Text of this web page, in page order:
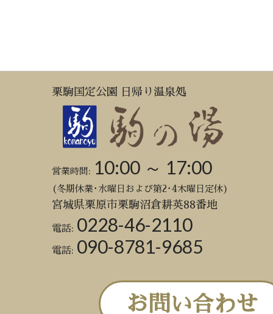
栗駒国定公園 日帰り温泉処
営業時間: 10:00 ～ 17:00
(冬期休業･水曜日および第2･4木曜日定休)
宮城県栗原市栗駒沼倉耕英88番地
電話: 0228-46-2110
電話: 090-8781-9685
お問い合わせ